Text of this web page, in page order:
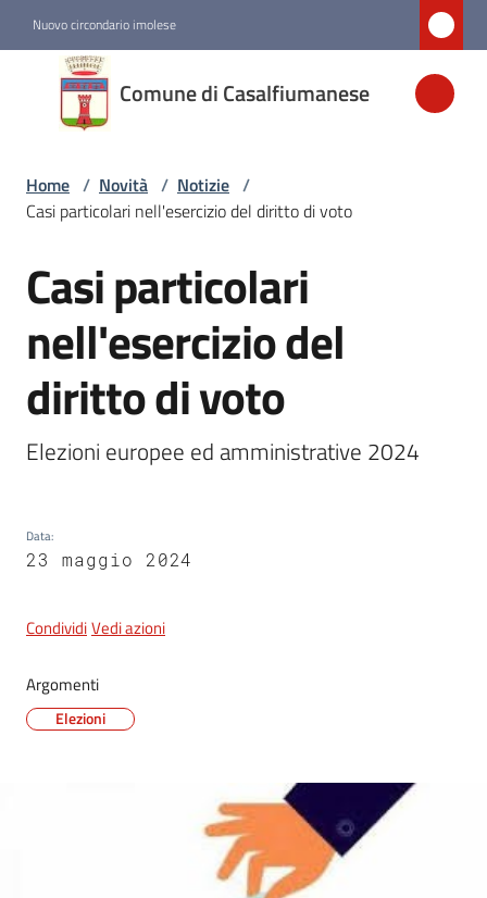
Nuovo circondario imolese
Comune di Casalfiumanese
Comune di
Casalfiumanese
Amministrazione
Menu selezionato
Servizi
Vivere
5x1000
Servizi
line
Tutti
Home / Novità / Notizie /
Casi particolari nell'esercizio del diritto di voto
Salta al contenuto
Casi particolari
nell'esercizio del
diritto di voto
Elezioni europee ed amministrative 2024
Data:
23 maggio 2024
CondividiVedi azioni
Argomenti
Elezioni